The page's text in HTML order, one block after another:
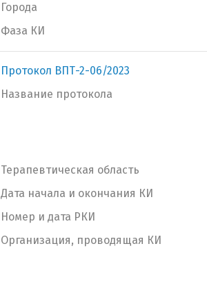
Города
Фаза КИ
Протокол ВПТ-2-06/2023
Название протокола
Терапевтическая область
Дата начала и окончания КИ
Номер и дата РКИ
Организация, проводящая КИ